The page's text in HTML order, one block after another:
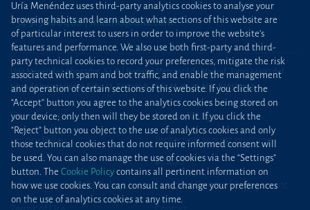
+34 915 860 400 madrid@uria.com
Uría Menéndez Abogados, S.L.P. | Registro Mercantil de Madrid, Tomo 24490 del
Libro de Inscripciones Folio 42, Sección 8, Hoja M-43976. NIF: B28563963
Site map Cookie Policy
Privacy Policy
Protection against phishing
attacks
Information Security Policy Standard Terms of Engagement
Uría Menéndez uses third-party analytics cookies to analyse your
browsing habits and learn about what sections of this website are
of particular interest to users in order to improve the website’s
features and performance. We also use both first-party and third-
party technical cookies to record your preferences, mitigate the risk
associated with spam and bot traffic, and enable the management
and operation of certain sections of this website. If you click the
“Accept” button you agree to the analytics cookies being stored on
your device; only then will they be stored on it. If you click the
“Reject” button you object to the use of analytics cookies and only
those technical cookies that do not require informed consent will
be used. You can also manage the use of cookies via the “Settings”
button. The Cookie Policy contains all pertinent information on
how we use cookies. You can consult and change your preferences
on the use of analytics cookies at any time.